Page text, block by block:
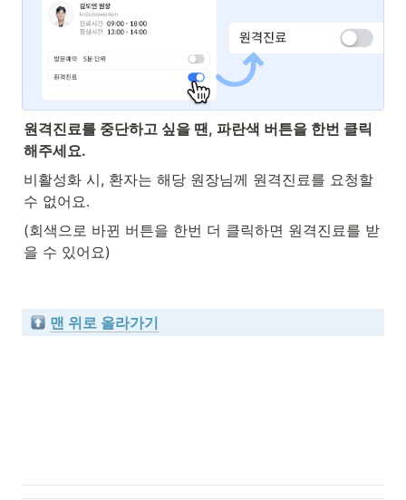
원격진료를 중단하고 싶을 땐, 파란색 버튼을 한번 클릭
해주세요.
비활성화 시, 환자는 해당 원장님께 원격진료를 요청할
수 없어요.
(회색으로 바뀐 버튼을 한번 더 클릭하면 원격진료를 받
을 수 있어요)
맨 위로 올라가기